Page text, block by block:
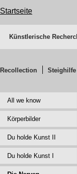
Startseite
überspringen
Künstlerische
Recollection Steighilfe
überspringen
All we know
Körperbilder
Du holde Kunst II
Du holde Kunst I